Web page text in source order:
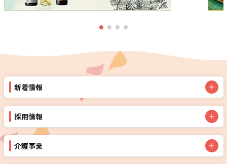
新着情報
採用情報
介護事業